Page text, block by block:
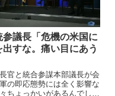
参議長「危機の米国に
出すな。痛い目にあう
官と統合参謀本部議長が会
の即応態勢には全く影響な
ちょっかいがあるんでしょ